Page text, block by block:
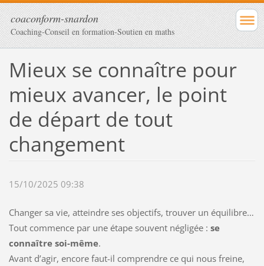
coaconform-snardon
Coaching-Conseil en formation-Soutien en maths
Mieux se connaître pour
mieux avancer, le point
de départ de tout
changement
15/10/2025 09:38
Changer sa vie, atteindre ses objectifs, trouver un équilibre…
Tout commence par une étape souvent négligée : se
connaître soi-même.
Avant d’agir, encore faut-il comprendre ce qui nous freine,